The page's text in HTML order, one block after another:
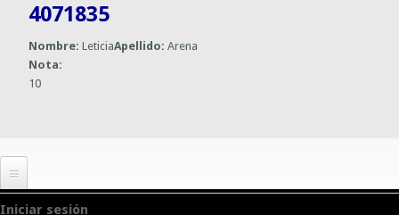
4071835
Nombre:LeticiaApellido:Arena
Nota:
10
Iniciar sesión